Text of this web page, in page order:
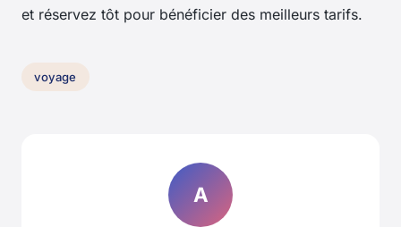
et réservez tôt pour bénéficier des meilleurs tarifs.
voyage
A